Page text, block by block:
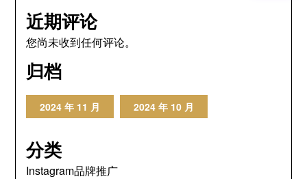
近期评论
您尚未收到任何评论。
归档
2024 年 11 月 2024 年 10 月
分类
Instagram品牌推广